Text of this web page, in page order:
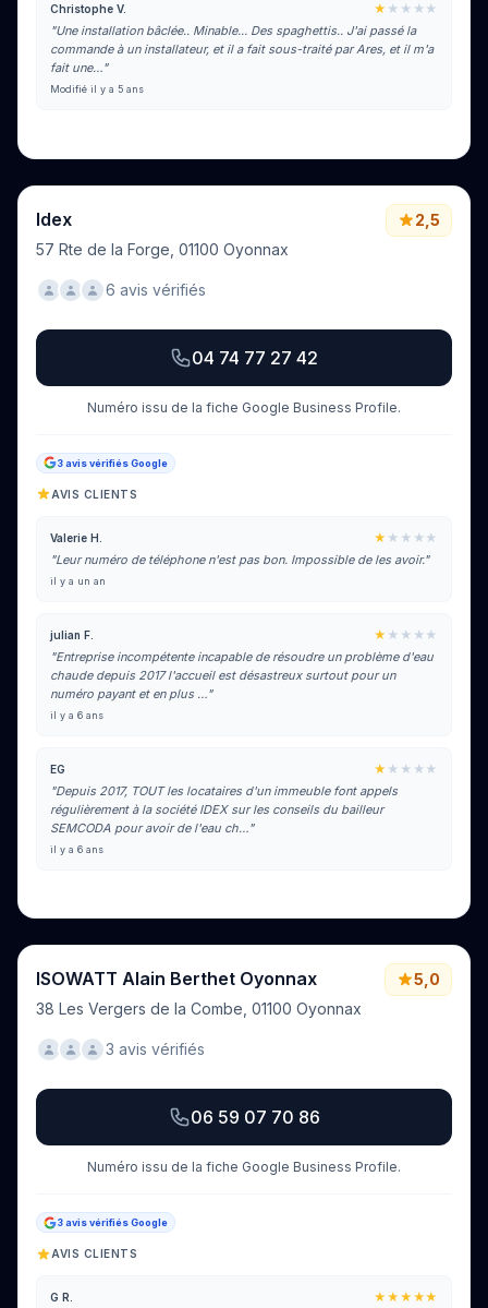
Christophe V. ★ ★★★★
"Une installation bâclée.. Minable... Des spaghettis.. J'ai passé la
commande à un installateur, et il a fait sous-traité par Ares, et il m'a
fait une…"
Modifié il y a 5 ans
Idex
57 Rte de la Forge, 01100 Oyonnax
2,5
6 avis vérifiés
04 74 77 27 42
Numéro issu de la fiche Google Business Profile.
3 avis vérifiés Google
AVIS CLIENTS
Valerie H. ★ ★★★★
"Leur numéro de téléphone n'est pas bon. Impossible de les avoir."
il y a un an
julian F. ★ ★★★★
"Entreprise incompétente incapable de résoudre un problème d'eau
chaude depuis 2017 l'accueil est désastreux surtout pour un
numéro payant et en plus …"
il y a 6 ans
EG ★ ★★★★
"Depuis 2017, TOUT les locataires d'un immeuble font appels
régulièrement à la société IDEX sur les conseils du bailleur
SEMCODA pour avoir de l'eau ch…"
il y a 6 ans
ISOWATT Alain Berthet Oyonnax
38 Les Vergers de la Combe, 01100 Oyonnax
5,0
3 avis vérifiés
06 59 07 70 86
Numéro issu de la fiche Google Business Profile.
3 avis vérifiés Google
AVIS CLIENTS
G R. ★★★★★